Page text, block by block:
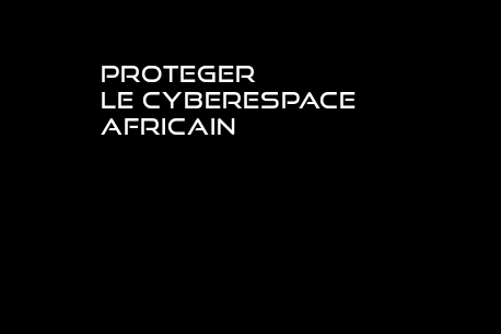
PROTEGER
LE CYBERESPACE
AFRICAIN